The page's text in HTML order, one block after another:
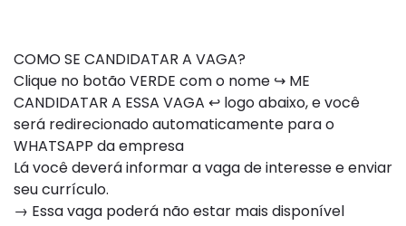
COMO SE CANDIDATAR A VAGA?
Clique no botão VERDE com o nome ↪ ME
CANDIDATAR A ESSA VAGA ↩ logo abaixo, e você
será redirecionado automaticamente para o
WHATSAPP da empresa
Lá você deverá informar a vaga de interesse e enviar
seu currículo.
→ Essa vaga poderá não estar mais disponível